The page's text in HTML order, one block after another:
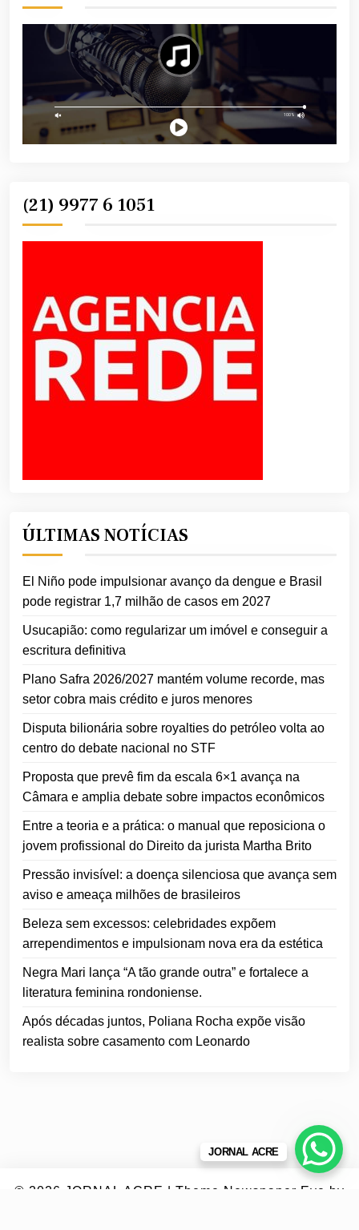
(21) 9977 6 1051
ÚLTIMAS NOTÍCIAS
El Niño pode impulsionar avanço da dengue e Brasil
pode registrar 1,7 milhão de casos em 2027
Usucapião: como regularizar um imóvel e conseguir a
escritura definitiva
Plano Safra 2026/2027 mantém volume recorde, mas
setor cobra mais crédito e juros menores
Disputa bilionária sobre royalties do petróleo volta ao
centro do debate nacional no STF
Proposta que prevê fim da escala 6×1 avança na
Câmara e amplia debate sobre impactos econômicos
Entre a teoria e a prática: o manual que reposiciona o
jovem profissional do Direito da jurista Martha Brito
Pressão invisível: a doença silenciosa que avança sem
aviso e ameaça milhões de brasileiros
Beleza sem excessos: celebridades expõem
arrependimentos e impulsionam nova era da estética
Negra Mari lança “A tão grande outra” e fortalece a
literatura feminina rondoniense.
Após décadas juntos, Poliana Rocha expõe visão
realista sobre casamento com Leonardo
© 2026 JORNAL ACRE | Theme Newspaper Eye by
JORNAL ACRE